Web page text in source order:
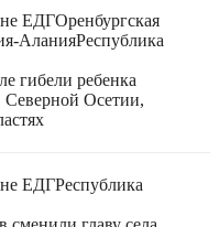
ЕДГОренбургская
АланияРеспублика
гибели ребенка
Северной Осетии,
ЕДГРеспублика